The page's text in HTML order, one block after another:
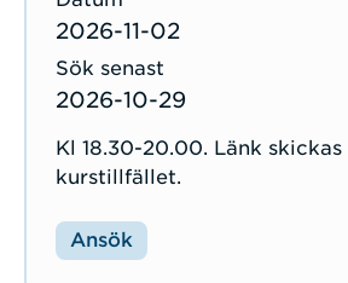
2026-11-02
2026-10-29
Kl 18.30-20.00. Länk
kurstillfället.
Ansök